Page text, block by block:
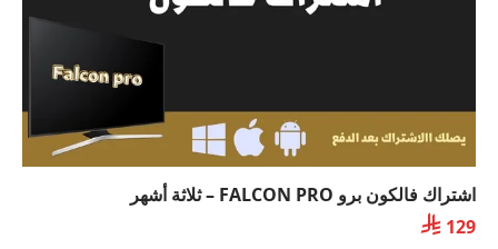
اشتراك فالكون برو FALCON PRO – ثلاثة أشهر
 129